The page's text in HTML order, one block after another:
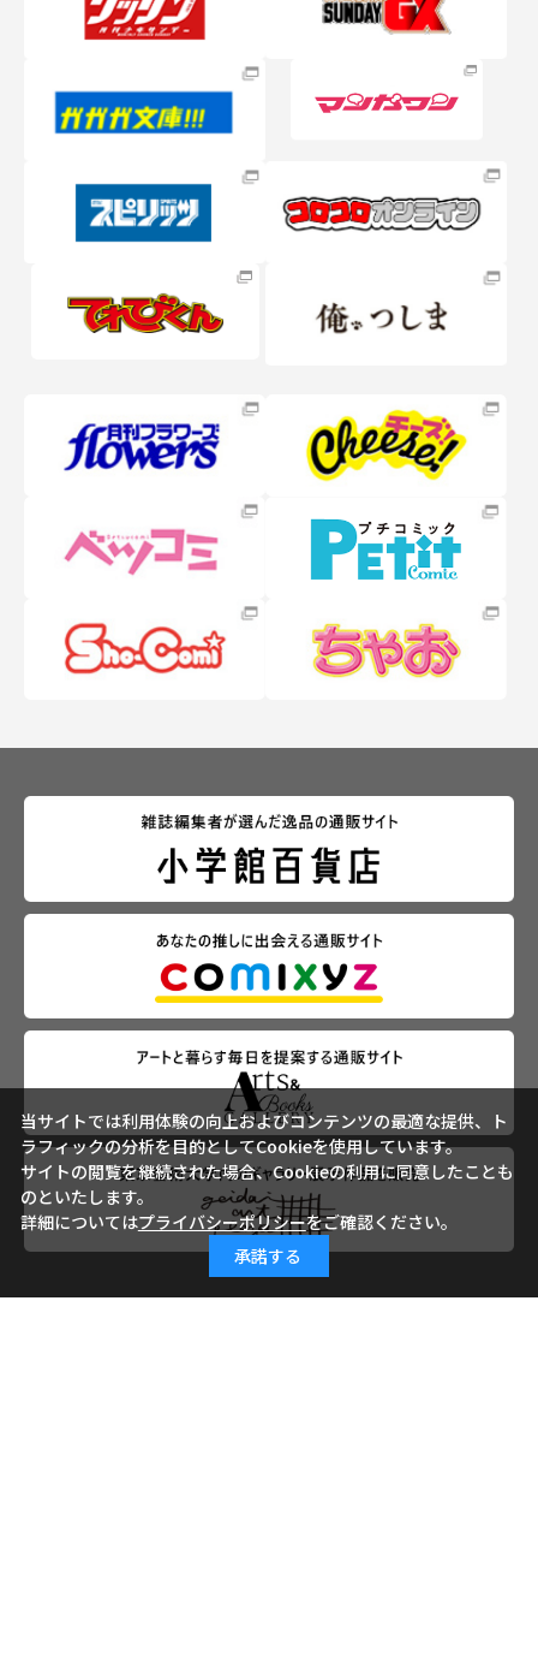
会社概要
当サイトでは利用体験の向上およびコンテンツの最適な提供、ト
ラフィックの分析を目的としてCookieを使用しています。
サイトの閲覧を継続された場合、Cookieの利用に同意したことも
のといたします。
詳細についてはプライバシーポリシーをご確認ください。
承諾する